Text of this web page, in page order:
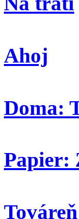
Ahoj
Doma:
Papier: